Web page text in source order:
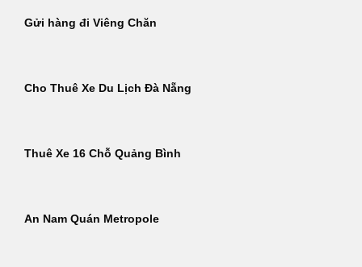
Gửi hàng đi Viêng Chăn
Cho Thuê Xe Du Lịch Đà Nẵng
Thuê Xe 16 Chỗ Quảng Bình
An Nam Quán Metropole